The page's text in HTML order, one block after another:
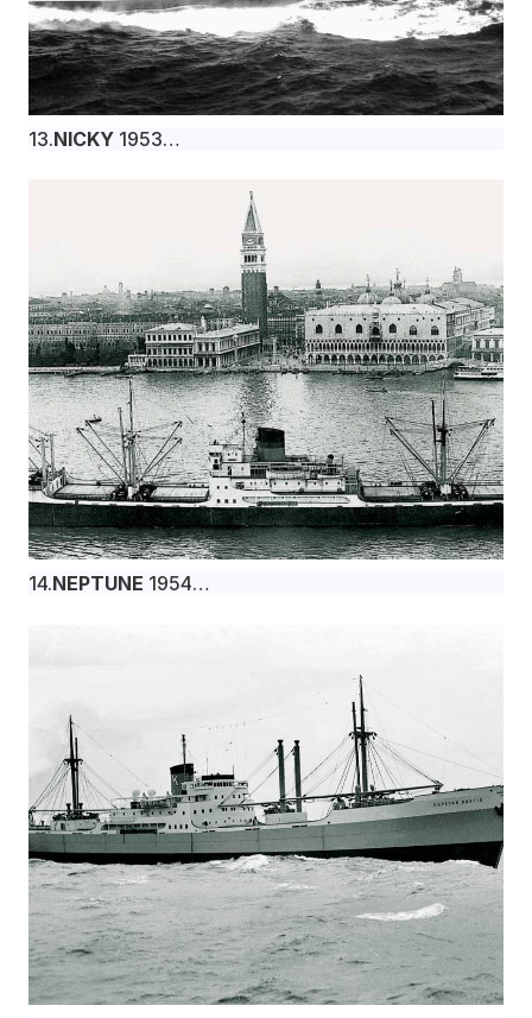
13.NICKY 1953
κατασκευάστηκε τον Δεκέμβριο του 1953 στα
βρετανικά ναυπηγεία Wm. Denny & Bros. Ltd.,
Dumbarton για την Puerto La Plata Compania
Naviera S.A. υπό σημαία Λιβερίας.
14.NEPTUNE 1954
Richardson Ltd., Newcastle-on-Tyne για την
Compania Naviera Hesperia S.A. υπό σημαία
Λιβερίας.